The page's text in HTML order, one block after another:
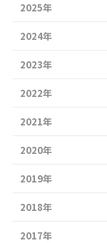
2025年
2024年
2023年
2022年
2021年
2020年
2019年
2018年
2017年